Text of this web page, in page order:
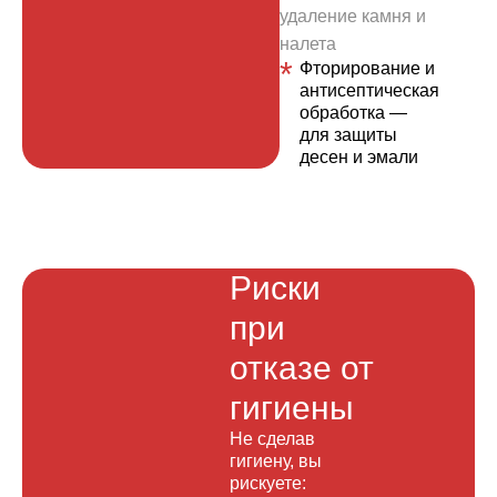
удаление камня и
налета
Фторирование и
антисептическая
обработка —
для защиты
десен и эмали
Риски
при
отказе от
гигиены
Не сделав
гигиену, вы
рискуете: